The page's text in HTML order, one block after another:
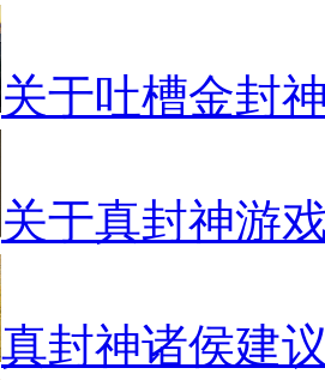
关于吐槽金封
关于真封神游
真封神诸侯建